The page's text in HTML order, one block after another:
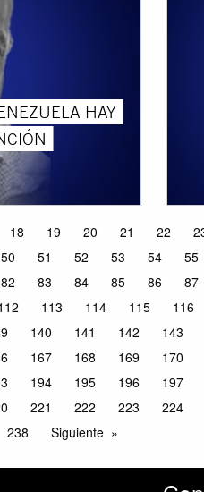
HAY
18 19 20 21 22
50 51 52 53 54 55
82 83 84 85 86 87
113 114 115 116
140 141 142 143
167 168 169 170
194 195 196 197
221 222 223 224
238 Siguiente